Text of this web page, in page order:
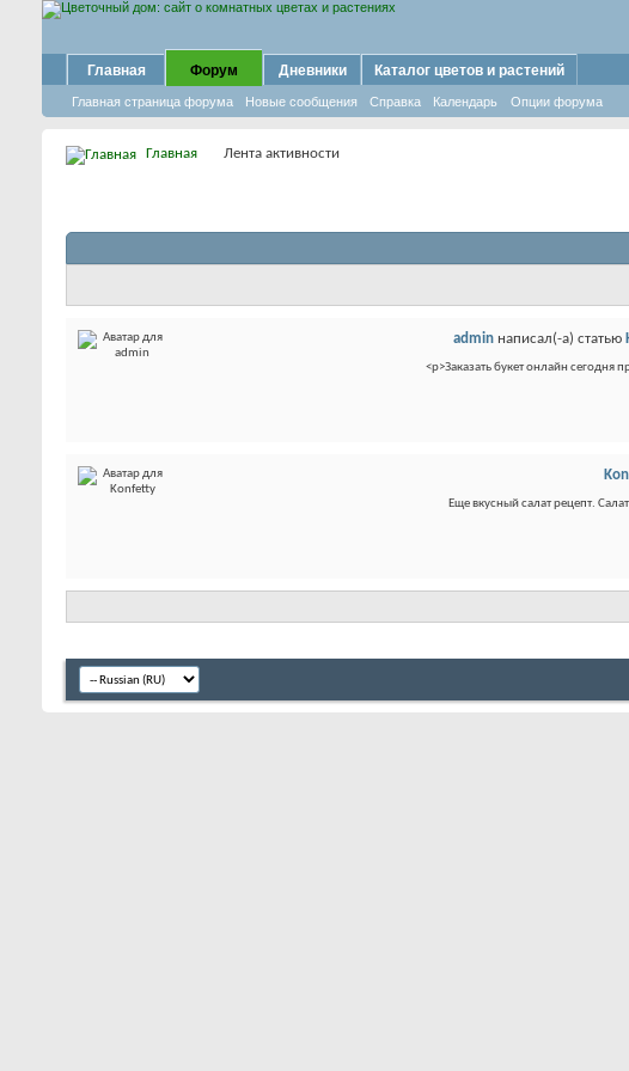
Главная Форум
Главная страница форума Новые сообщения Справка Календарь Опции форума
Дневники Каталог цветов и растений
Главная Лента активности
admin написал(-а) статью
<p>Заказать букет онлайн сегодня
Еще вкусный салат рецепт.